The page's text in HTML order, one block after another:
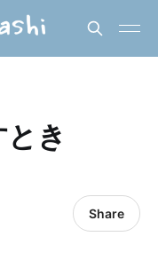
き
Share